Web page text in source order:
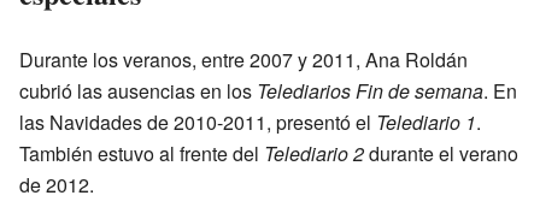
Durante los veranos, entre 2007 y 2011, Ana Roldán
cubrió las ausencias en los Telediarios Fin de semana. En
las Navidades de 2010-2011, presentó el Telediario 1.
También estuvo al frente del Telediario 2durante el verano
de 2012.